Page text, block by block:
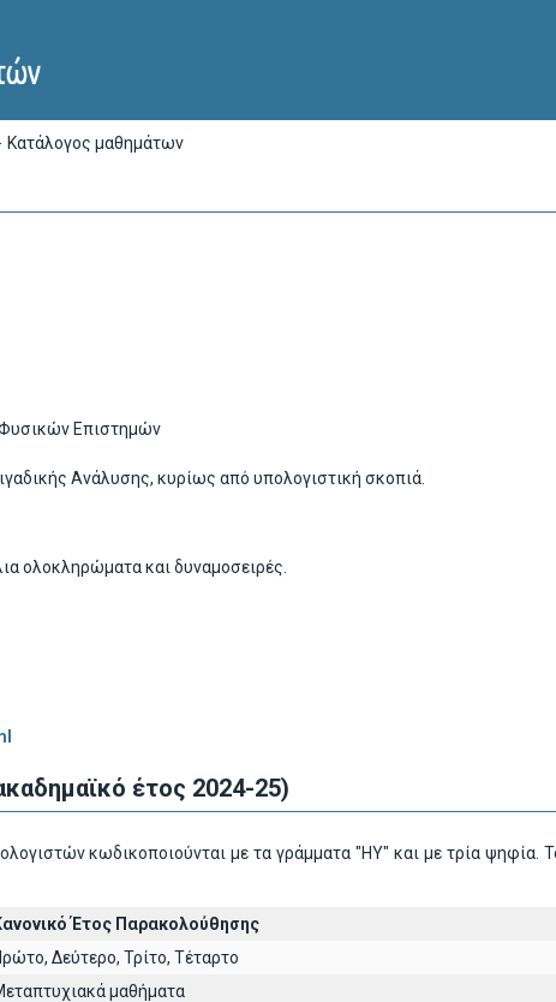
Κατάλογος μαθημάτων
Επιστημών
Ανάλυσης, κυρίως από υπολογιστική σκοπιά.
ολοκληρώματα και δυναμοσειρές.
έτος 2024-25)
κωδικοποιούνται με τα γράμματα "ΗΥ" και με τρία ψηφία.
Έτος Παρακολούθησης
Δεύτερο, Τρίτο, Τέταρτο
μαθήματα